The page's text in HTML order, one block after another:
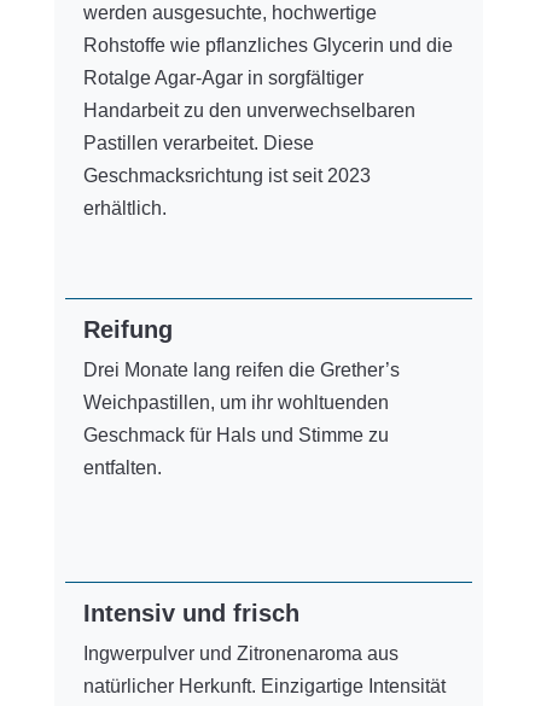
werden ausgesuchte, hochwertige
Rohstoffe wie pflanzliches Glycerin und die
Rotalge Agar-Agar in sorgfältiger
Handarbeit zu den unverwechselbaren
Pastillen verarbeitet. Diese
Geschmacksrichtung ist seit 2023
erhältlich.
Reifung
Drei Monate lang reifen die Grether’s
Weichpastillen, um ihr wohltuenden
Geschmack für Hals und Stimme zu
entfalten.
Intensiv und frisch
Ingwerpulver und Zitronenaroma aus
natürlicher Herkunft. Einzigartige Intensität